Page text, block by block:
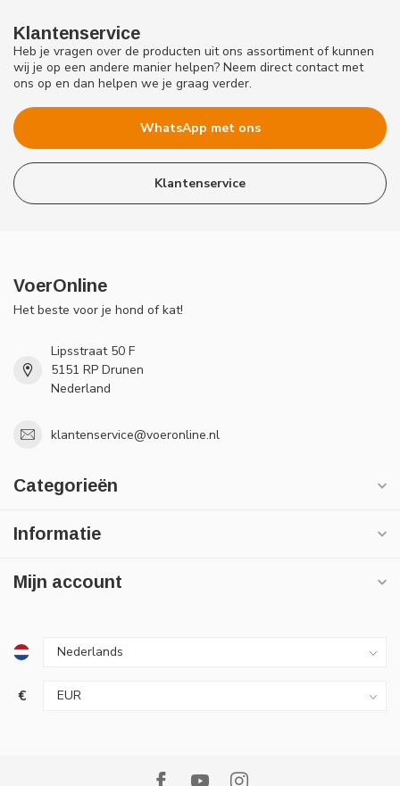
Klantenservice
Heb je vragen over de producten uit ons assortiment of kunnen
wij je op een andere manier helpen? Neem direct contact met
ons op en dan helpen we je graag verder.
WhatsApp met ons
Klantenservice
VoerOnline
Het beste voor je hond of kat!
Lipsstraat 50 F
5151 RP Drunen
Nederland
klantenservice@voeronline.nl
Categorieën
Informatie
Mijn account
€